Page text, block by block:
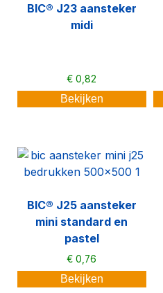
BIC® J23 aansteker
midi
€ 0,82
Bekijken
BIC® J25 aansteker
mini standard en
pastel
€ 0,76
Bekijken